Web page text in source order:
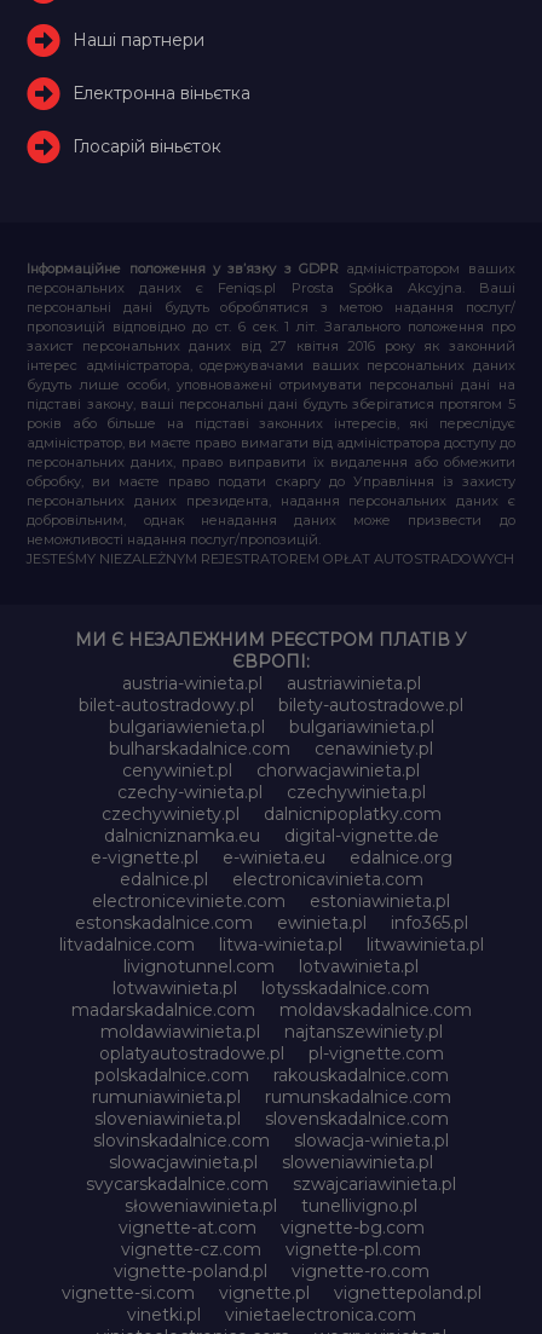
Наші партнери
Електронна віньєтка
Глосарій віньєток
Інформаційне положення у зв’язку з GDPR адміністратором ваших
персональних даних є Feniqs.pl Prosta Spółka Akcyjna. Ваші
персональні дані будуть оброблятися з метою надання послуг/
пропозицій відповідно до ст. 6 сек. 1 літ. Загального положення про
захист персональних даних від 27 квітня 2016 року як законний
інтерес адміністратора, одержувачами ваших персональних даних
будуть лише особи, уповноважені отримувати персональні дані на
підставі закону, ваші персональні дані будуть зберігатися протягом 5
років або більше на підставі законних інтересів, які переслідує
адміністратор, ви маєте право вимагати від адміністратора доступу до
персональних даних, право виправити їх видалення або обмежити
обробку, ви маєте право подати скаргу до Управління із захисту
персональних даних президента, надання персональних даних є
добровільним, однак ненадання даних може призвести до
неможливості надання послуг/пропозицій.
JESTEŚMY NIEZALEŻNYM REJESTRATOREM OPŁAT AUTOSTRADOWYCH
МИ Є НЕЗАЛЕЖНИМ РЕЄСТРОМ ПЛАТІВ У
ЄВРОПІ:
austria-winieta.pl
austriawinieta.pl
bilet-autostradowy.pl
bilety-autostradowe.pl
bulgariawienieta.pl
bulgariawinieta.pl
bulharskadalnice.com
cenawiniety.pl
cenywiniet.pl
chorwacjawinieta.pl
czechy-winieta.pl
czechywinieta.pl
czechywiniety.pl
dalnicnipoplatky.com
dalnicniznamka.eu
digital-vignette.de
e-vignette.pl
e-winieta.eu
edalnice.org
edalnice.pl
electronicavinieta.com
electroniceviniete.com
estoniawinieta.pl
estonskadalnice.com
ewinieta.pl
info365.pl
litvadalnice.com
litwa-winieta.pl
litwawinieta.pl
livignotunnel.com
lotvawinieta.pl
lotwawinieta.pl
lotysskadalnice.com
madarskadalnice.com
moldavskadalnice.com
moldawiawinieta.pl
najtanszewiniety.pl
oplatyautostradowe.pl
pl-vignette.com
polskadalnice.com
rakouskadalnice.com
rumuniawinieta.pl
rumunskadalnice.com
sloveniawinieta.pl
slovenskadalnice.com
slovinskadalnice.com
slowacja-winieta.pl
slowacjawinieta.pl
sloweniawinieta.pl
svycarskadalnice.com
szwajcariawinieta.pl
słoweniawinieta.pl
tunellivigno.pl
vignette-at.com
vignette-bg.com
vignette-cz.com
vignette-pl.com
vignette-poland.pl
vignette-ro.com
vignette-si.com
vignette.pl
vignettepoland.pl
vinetki.pl
vinietaelectronica.com